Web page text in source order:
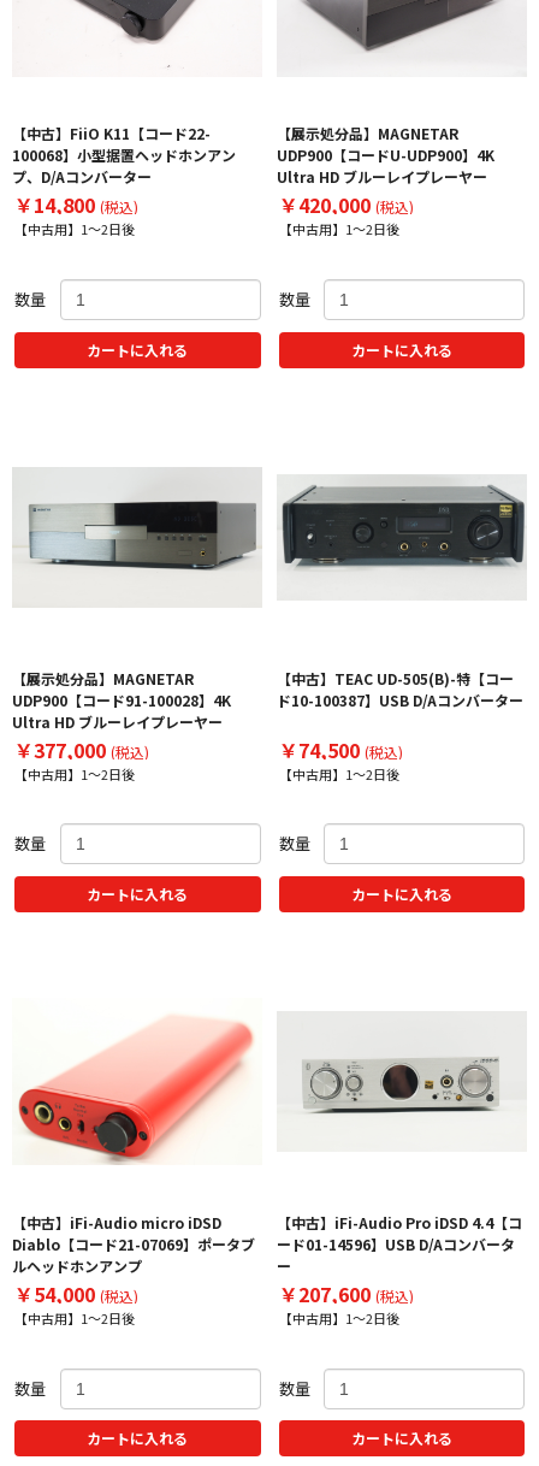
【中古】FiiO K11【コード22-
100068】小型据置ヘッドホンアン
プ、D/Aコンバーター
￥14,800 (税込)
【中古用】1～2日後
数量
カートに入れる
【展示処分品】MAGNETAR
UDP900【コードU-UDP900】4K
Ultra HD ブルーレイプレーヤー
￥420,000 (税込)
【中古用】1～2日後
数量
カートに入れる
【展示処分品】MAGNETAR
UDP900【コード91-100028】4K
Ultra HD ブルーレイプレーヤー
￥377,000 (税込)
【中古用】1～2日後
数量
カートに入れる
【中古】TEAC UD-505(B)-特【コー
ド10-100387】USB D/Aコンバーター
￥74,500 (税込)
【中古用】1～2日後
数量
カートに入れる
【中古】iFi-Audio micro iDSD
Diablo【コード21-07069】ポータブ
ルヘッドホンアンプ
￥54,000 (税込)
【中古用】1～2日後
数量
カートに入れる
【中古】iFi-Audio Pro iDSD 4.4【コ
ード01-14596】USB D/Aコンバータ
ー
￥207,600 (税込)
【中古用】1～2日後
数量
カートに入れる